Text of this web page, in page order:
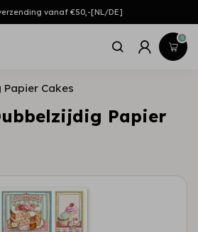
vanaf €50,-[NL/DE]
0
Cakes
Papier